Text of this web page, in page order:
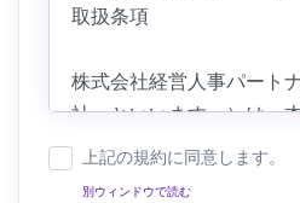
上記の規約に同意します。
別ウィンドウで読む